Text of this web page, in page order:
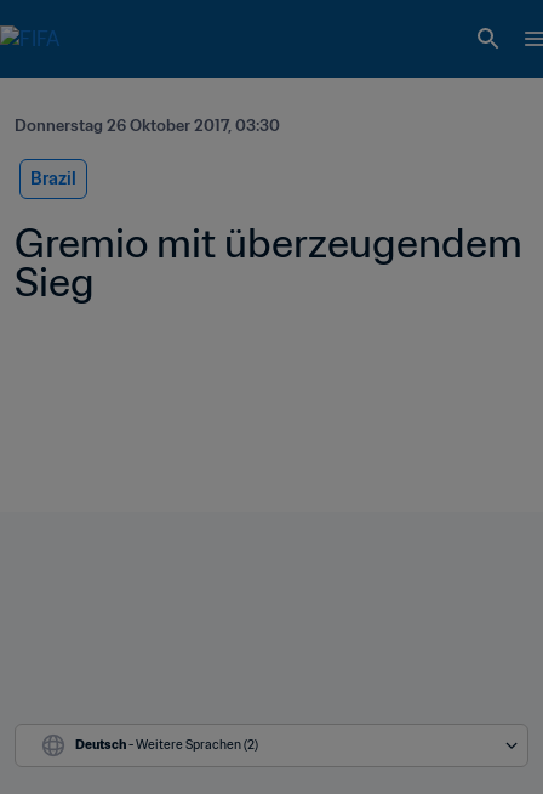
Donnerstag 26 Oktober 2017, 03:30
Brazil
Gremio mit überzeugendem
Sieg
Deutsch - Weitere Sprachen (2)